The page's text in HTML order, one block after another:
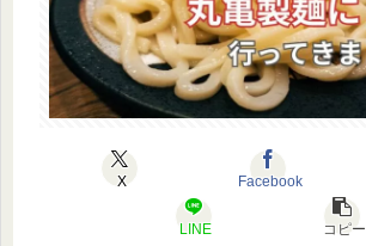
X Facebook
LINE コピー